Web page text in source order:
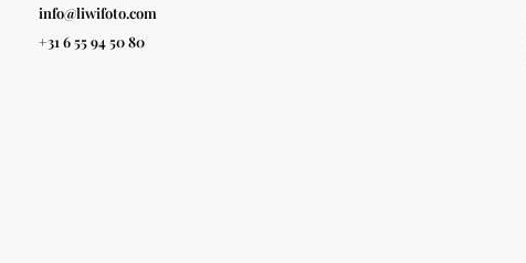
info@liwifoto.com
+31 6 55 94 50 80